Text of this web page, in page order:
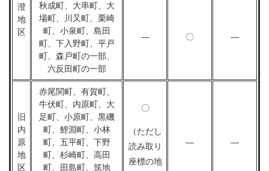
澄
地
区
秋成町、大串町、大
場町、川又町、栗崎
町、小泉町、島田
町、下入野町、平戸
町、森戸町の一部、
六反田町の一部
― 〇 ―
旧
内
原
地
区
赤尾関町、有賀町、
牛伏町、内原町、大
足町、小原町、黒磯
町、鯉淵町、小林
町、五平町、下野
町、杉崎町、高田
町、田島町、筑地
〇
（ただし
読み取り
座標の地
― ―